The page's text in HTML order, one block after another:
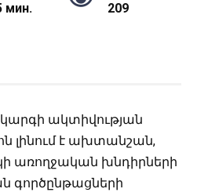
мин. 209
ակտիվության
լինում է ախտանշան,
առողջական խնդիրների
գործընթացների